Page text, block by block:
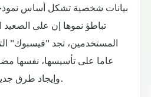
بيانات شخصية تشكل أساس
تباطؤ نموها إن على
عاما على تأسيسها، نفسها
وإيجاد طرق جديدة للتوسع وكسب المال.